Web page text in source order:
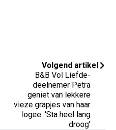
Volgend artikel
B&B Vol Liefde-
deelnemer Petra
geniet van lekkere
vieze grapjes van haar
logee: 'Sta heel lang
droog'